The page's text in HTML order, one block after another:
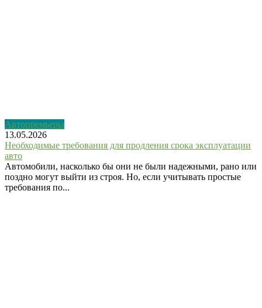
Автопремьеры
13.05.2026
Необходимые требования для продления срока эксплуатации
авто
Автомобили, насколько бы они не были надежными, рано или
поздно могут выйти из строя. Но, если учитывать простые
требования по...